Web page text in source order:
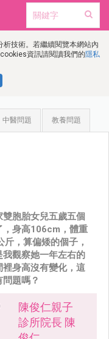
技術。若繼續閱覽本網站內
資訊請閱讀我們的隱私
中醫問題 教養問題
雙胞胎女兒五歲五個
，身高106cm，體重
斤，算偏矮的個子，
我觀察她一年左右的
裡身高沒有變化，這
問題嗎？
陳俊仁親子
診所院長 陳